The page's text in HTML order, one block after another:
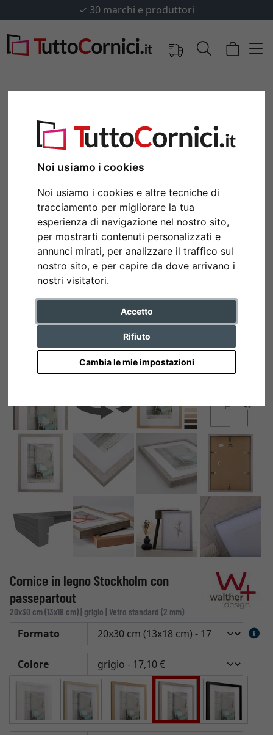
Noi usiamo i cookies
Noi usiamo i cookies e altre tecniche di
tracciamento per migliorare la tua
esperienza di navigazione nel nostro sito,
per mostrarti contenuti personalizzati e
annunci mirati, per analizzare il traffico sul
nostro sito, e per capire da dove arrivano i
nostri visitatori.
Accetto
Rifiuto
Cambia le mie impostazioni
✓ 30 marchi e produttori
Indietro
Cornice in legno Stockholm con
passepartout
20x30 cm (13x18 cm) | grigio | Vetro standard (2 mm)
Formato
Colore